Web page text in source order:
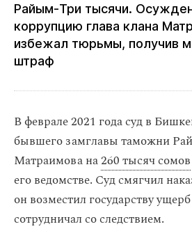
Райым‑Три тысячи.
коррупцию глава клана
избежал тюрьмы, получив
штраф
В феврале 2021 года суд в
бывшего замглавы таможни
Матраимова на260 тысяч сомов
его ведомстве. Суд смягчил
он возместил государству ущерб
сотрудничал со следствием.